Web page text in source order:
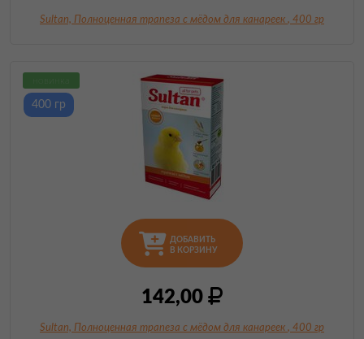
Sultan, Полноценная трапеза с мёдом для канареек , 400 гр
ДОБАВИТЬ
В КОРЗИНУ
142,00
400 гр
Sultan, Полноценная трапеза с мёдом для канареек , 400 гр